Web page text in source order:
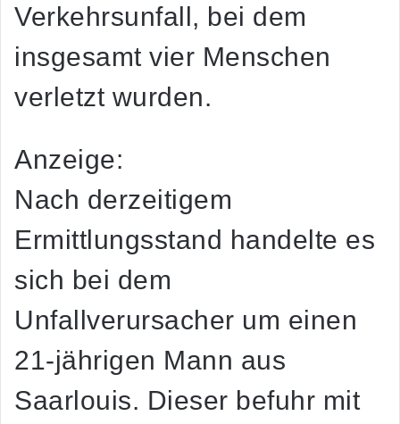
Verkehrsunfall, bei dem
insgesamt vier Menschen
verletzt wurden.
Anzeige:
Nach derzeitigem
Ermittlungsstand handelte es
sich bei dem
Unfallverursacher um einen
21-jährigen Mann aus
Saarlouis. Dieser befuhr mit